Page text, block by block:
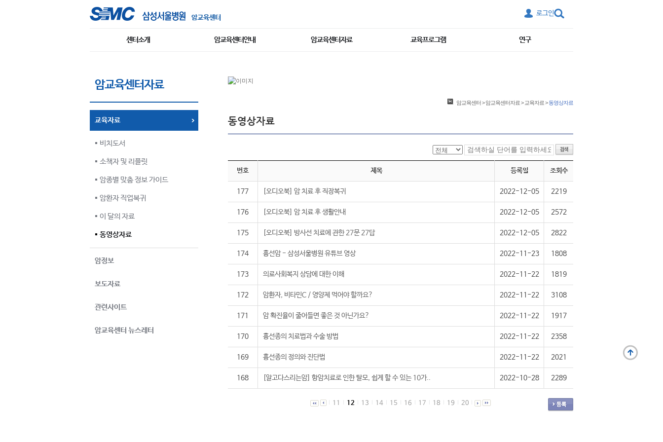
암교육센터
로그인
센터소개 암교육센터안내 암교육센터자료 교육프로그램 연구
암교육센터자료
교육자료
비치도서
소책자 및 리플릿
암종별 맞춤 정보 가이드
암환자 직업복귀
이 달의 자료
동영상자료
암정보
보도자료
관련사이트
암교육센터 뉴스레터
암교육센터>암교육센터자료 > 교육자료 >동영상자료
동영상자료
번호 제목 등록일 조회수
177 [오디오북] 암 치료 후 직장복귀 2022-12-05 2219
176 [오디오북] 암 치료 후 생활안내 2022-12-05 2572
175 [오디오북] 방사선 치료에 관한 27문 27답 2022-12-05 2822
174 흉선암 - 삼성서울병원 유튜브 영상 2022-11-23 1808
173 의료사회복지 상담에 대한 이해 2022-11-22 1819
172 암환자, 비타민C / 영양제 먹어야 할까요? 2022-11-22 3108
171 암 확진율이 줄어들면 좋은 것 아닌가요? 2022-11-22 1917
170 흉선종의 치료법과 수술 방법 2022-11-22 2358
169 흉선종의 정의와 진단법 2022-11-22 2021
168 [알고다스리는암] 항암치료로 인한 탈모, 쉽게 할 수 있는 10가.. 2022-10-28 2289
11 12 13 14 15 16 17 18 19 20